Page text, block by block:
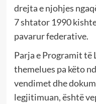
drejta e njohjes
7 shtator 1990
pavarur federative.
Parja e Programit të
themelues pa këto
vendimet dhe
legjitimuan, është